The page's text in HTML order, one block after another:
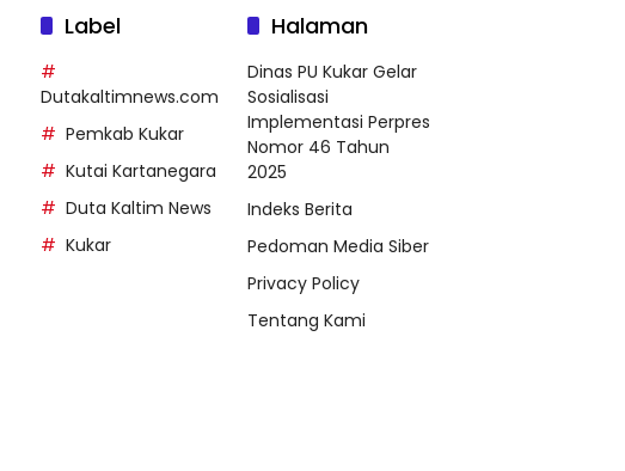
Label
Dutakaltimnews.com
Pemkab Kukar
Kutai Kartanegara
Duta Kaltim News
Kukar
Halaman
Dinas PU Kukar Gelar
Sosialisasi
Implementasi Perpres
Nomor 46 Tahun
2025
Indeks Berita
Pedoman Media Siber
Privacy Policy
Tentang Kami